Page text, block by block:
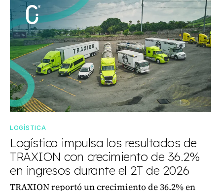
LOGÍSTICA
Logística impulsa los resultados de
TRAXION con crecimiento de 36.2%
en ingresos durante el 2T de 2026
TRAXION reportó un crecimiento de 36.2% en